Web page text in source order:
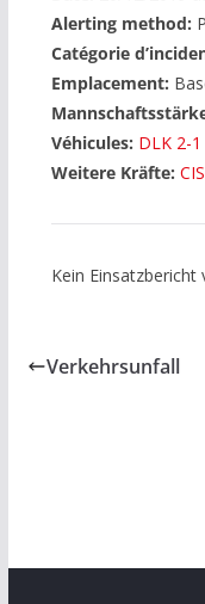
Alerting method:
Catégorie
Emplacement:
Véhicules: DLK 2-
Weitere Kräfte:
Kein Einsatzbericht
Verkehrsunfall